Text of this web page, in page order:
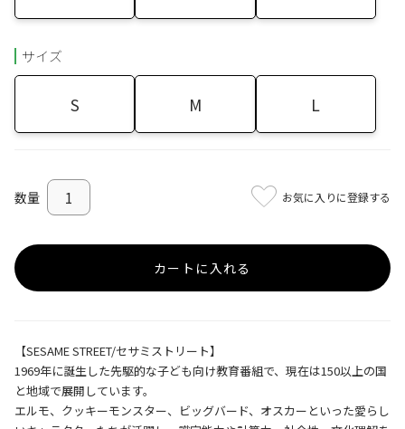
サイズ
S M L
お気に入りに登録する
カートに入れる
【SESAME STREET/セサミストリート】
1969年に誕生した先駆的な子ども向け教育番組で、現在は150以上の国
と地域で展開しています。
エルモ、クッキーモンスター、ビッグバード、オスカーといった愛らし